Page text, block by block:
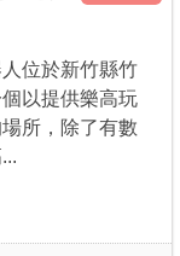
位於新竹縣竹
以提供樂高玩
所，除了有數